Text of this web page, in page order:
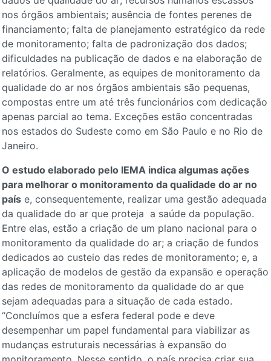
nos órgãos ambientais; ausência de fontes perenes de
financiamento; falta de planejamento estratégico da rede
de monitoramento; falta de padronização dos dados;
dificuldades na publicação de dados e na elaboração de
relatórios. Geralmente, as equipes de monitoramento da
qualidade do ar nos órgãos ambientais são pequenas,
compostas entre um até três funcionários com dedicação
apenas parcial ao tema. Exceções estão concentradas
nos estados do Sudeste como em São Paulo e no Rio de
Janeiro.
O estudo elaborado pelo IEMA indica algumas ações
para melhorar o monitoramento da qualidade do ar no
paíse, consequentemente, realizar uma gestão adequada
da qualidade do ar que proteja a saúde da população.
Entre elas, estão a criação de um plano nacional para o
monitoramento da qualidade do ar; a criação de fundos
dedicados ao custeio das redes de monitoramento; e, a
aplicação de modelos de gestão da expansão e operação
das redes de monitoramento da qualidade do ar que
sejam adequadas para a situação de cada estado.
“Concluímos que a esfera federal pode e deve
desempenhar um papel fundamental para viabilizar as
mudanças estruturais necessárias à expansão do